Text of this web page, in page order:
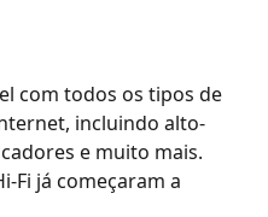
com todos os tipos de
incluindo alto-
e muito mais.
Fi já começaram a